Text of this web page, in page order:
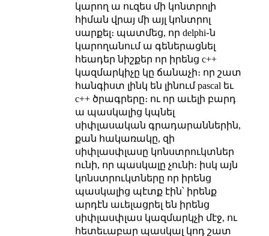
կարող ա ուզես մի կոնտրոլի
հիման վրայ մի այլ կոնտրոլ
սարքել։ պատմեց, որ delphi֊ն
կարողանում ա գեներացնել
հեադեր նիշքեր որ իրենց c++
կազմարկիչը կը ճանաչի։ որ շատ
հանգիստ լինկ են լինում pascal եւ
c++ ծրագրերը։ ու որ աւելի բարդ
ա պասկալից կպնել
սիփլասական գրադարաններին,
քան հակառակը, զի
սիփլասփլասը կոնստրուկտներ
ունի, որ պասկալը չունի։ իսկ այն
կոնստրուկտները որ իրենց
պասկալից պէտք էին՝ իրենք
արդէն աւելացրել են իրենց
սիփլասփլաս կազմարկչի մէջ, ու
հետեւաբար պասկալ կոդ շատ